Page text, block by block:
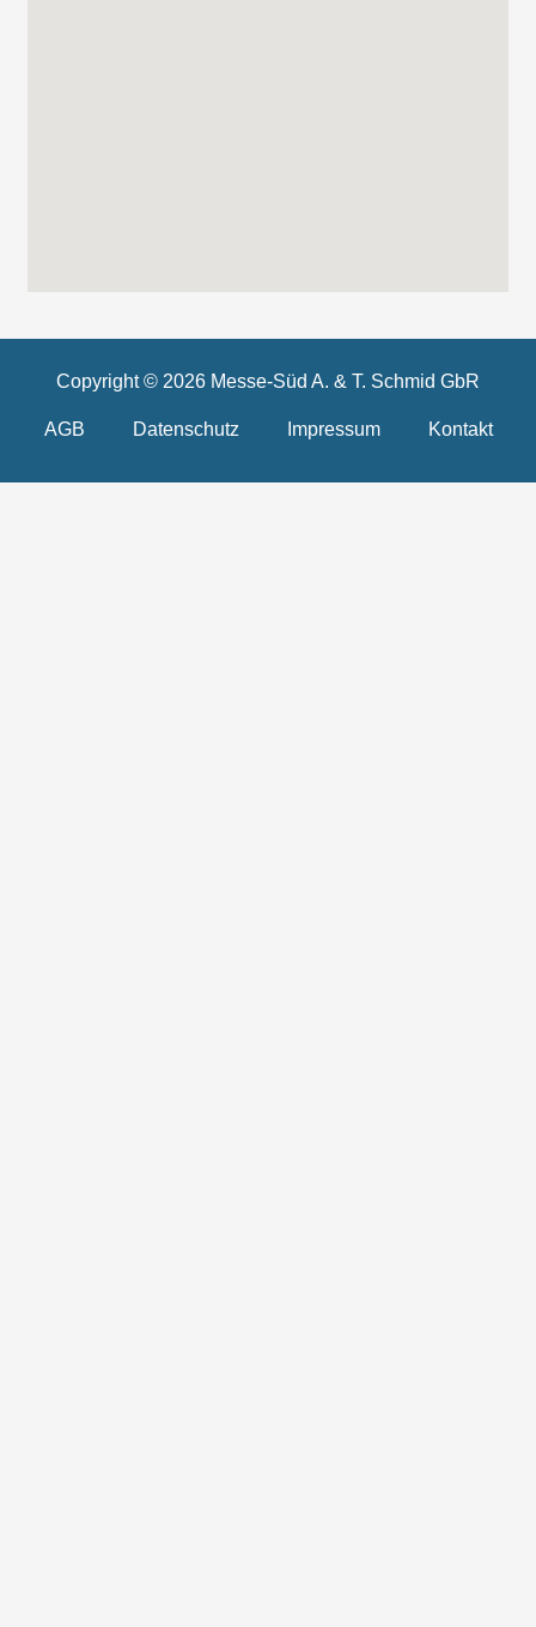
Copyright © 2026 Messe-Süd A. & T. Schmid GbR
AGB Datenschutz Impressum Kontakt